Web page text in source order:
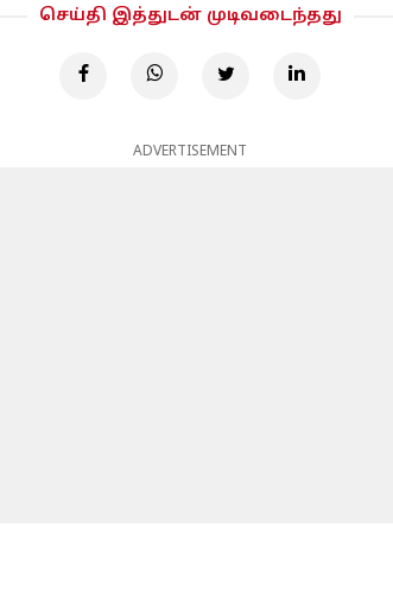
செய்தி இத்துடன் முடிவடைந்தது
ADVERTISEMENT